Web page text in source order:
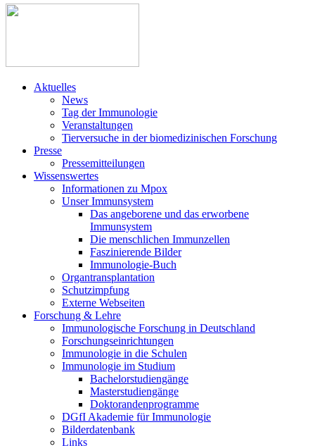
Aktuelles
News
Tag der Immunologie
Veranstaltungen
Tierversuche in der biomedizinischen Forschung
Presse
Pressemitteilungen
Wissenswertes
Informationen zu Mpox
Unser Immunsystem
Das angeborene und das erworbene
Immunsystem
Die menschlichen Immunzellen
Faszinierende Bilder
Immunologie-Buch
Organtransplantation
Schutzimpfung
Externe Webseiten
Forschung & Lehre
Immunologische Forschung in Deutschland
Forschungseinrichtungen
Immunologie in die Schulen
Immunologie im Studium
Bachelorstudiengänge
Masterstudiengänge
Doktorandenprogramme
DGfI Akademie für Immunologie
Bilderdatenbank
Links